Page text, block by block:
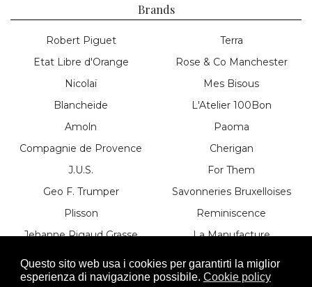
Questo sito web usa i cookies per garantirti la miglior
esperienza di navigazione possibile. Cookie policy
Brands
Robert Piguet
Etat Libre d'Orange
Nicolaï
Blancheide
Amoln
Compagnie de Provence
J.U.S.
Geo F. Trumper
Plisson
Jehanne Rigaud Grasse
Les Néréides
Première Note
Terra
Rose & Co Manchester
Mes Bisous
L'Atelier 100Bon
Paoma
Cherigan
For Them
Savonneries Bruxelloises
Reminiscence
La Manufacture
Le Couvent
Duchessa Parma